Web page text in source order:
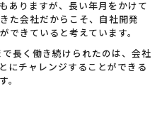
ありますが、長い年月をかけて
た会社だからこそ、自社開発
できていると考えています。
長く働き続けられたのは、会社
にチャレンジすることができる
。